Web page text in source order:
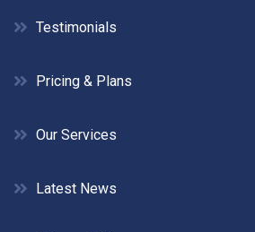
Testimonials
Pricing & Plans
Our Services
Latest News